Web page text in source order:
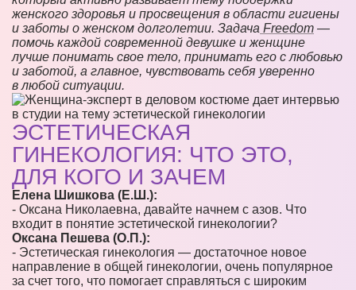
женского здоровья и просвещения в области гигиены
и заботы о женском долголетии. Задача Freedom —
помочь каждой современной девушке и женщине
лучше понимать свое тело, принимать его с любовью
и заботой, а главное, чувствовать себя уверенно
в любой ситуации.
ЭСТЕТИЧЕСКАЯ
ГИНЕКОЛОГИЯ: ЧТО ЭТО,
ДЛЯ КОГО И ЗАЧЕМ
Елена Шишкова (Е.Ш.):
- Оксана Николаевна, давайте начнем с азов. Что
входит в понятие эстетической гинекологии?
Оксана Пешева (О.П.):
- Эстетическая гинекология — достаточное новое
направление в общей гинекологии, очень популярное
за счет того, что помогает справляться с широким